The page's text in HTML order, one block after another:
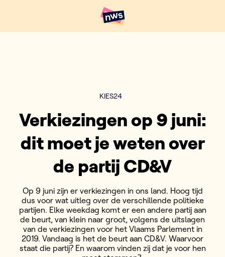
Hoofdpunten VRT NWS
KIES24
Verkiezingen op 9 juni:
dit moet je weten over
de partij CD&V
Op 9 juni zijn er verkiezingen in ons land. Hoog tijd
dus voor wat uitleg over de verschillende politieke
partijen. Elke weekdag komt er een andere partij aan
de beurt, van klein naar groot, volgens de uitslagen
van de verkiezingen voor het Vlaams Parlement in
2019. Vandaag is het de beurt aan CD&V. Waarvoor
staat die partij? En waarom vinden zij dat je voor hen